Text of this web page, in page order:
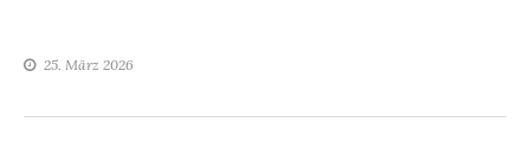
25. März 2026